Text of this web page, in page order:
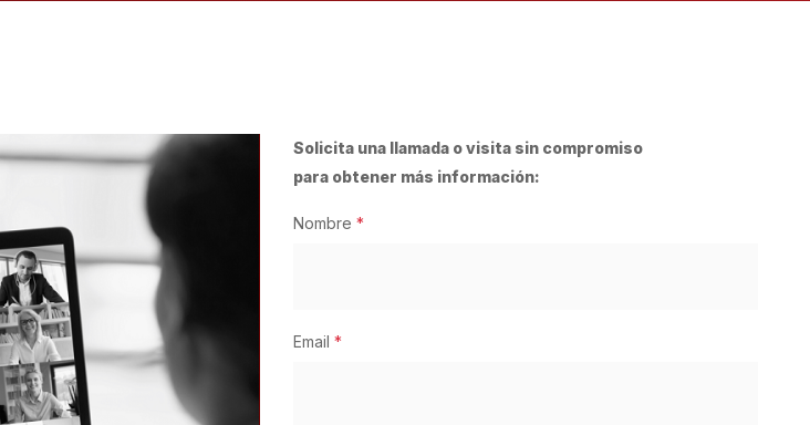
Solicita una llamada o visita sin compromiso
para obtener más información:
Nombre *
Email *